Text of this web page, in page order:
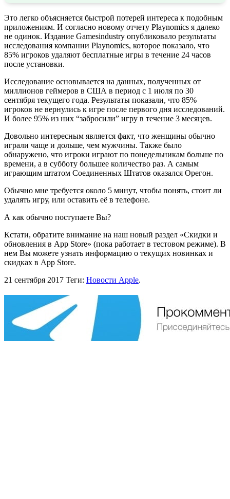
Это легко объясняется быстрой потерей интереса к подобным
приложениям. И согласно новому отчету Playnomics я далеко
не одинок. Издание Gamesindustry опубликовало результаты
исследования компании Playnomics, которое показало, что
85% игроков удаляют бесплатные игры в течение 24 часов
после установки.
Исследование основывается на данных, полученных от
миллионов геймеров в США в период с 1 июля по 30
сентября текущего года. Результаты показали, что 85%
игроков не вернулись к игре после первого дня исследований.
И более 95% из них “забросили” игру в течение 3 месяцев.
Довольно интересным является факт, что женщины обычно
играли чаще и дольше, чем мужчины. Также было
обнаружено, что игроки играют по понедельникам больше по
времени, а в субботу большее количество раз. А самым
играющим штатом Соединенных Штатов оказался Орегон.
Обычно мне требуется около 5 минут, чтобы понять, стоит ли
удалять игру, или оставить её в телефоне.
А как обычно поступаете Вы?
Кстати, обратите внимание на наш новый раздел «Скидки и
обновления в App Store» (пока работает в тестовом режиме). В
нем Вы можете узнать информацию о текущих новинках и
скидках в App Store.
21 сентября 2017 Теги: Новости Apple.